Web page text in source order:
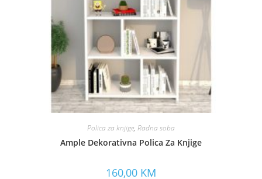
Polica za knjige, Radna soba
Ample Dekorativna Polica Za Knjige
160,00 KM